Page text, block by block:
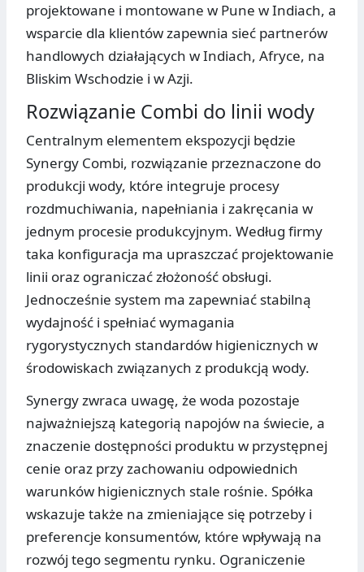
projektowane i montowane w Pune w Indiach, a
wsparcie dla klientów zapewnia sieć partnerów
handlowych działających w Indiach, Afryce, na
Bliskim Wschodzie i w Azji.
Rozwiązanie Combi do linii wody
Centralnym elementem ekspozycji będzie
Synergy Combi, rozwiązanie przeznaczone do
produkcji wody, które integruje procesy
rozdmuchiwania, napełniania i zakręcania w
jednym procesie produkcyjnym. Według firmy
taka konfiguracja ma upraszczać projektowanie
linii oraz ograniczać złożoność obsługi.
Jednocześnie system ma zapewniać stabilną
wydajność i spełniać wymagania
rygorystycznych standardów higienicznych w
środowiskach związanych z produkcją wody.
Synergy zwraca uwagę, że woda pozostaje
najważniejszą kategorią napojów na świecie, a
znaczenie dostępności produktu w przystępnej
cenie oraz przy zachowaniu odpowiednich
warunków higienicznych stale rośnie. Spółka
wskazuje także na zmieniające się potrzeby i
preferencje konsumentów, które wpływają na
rozwój tego segmentu rynku. Ograniczenie